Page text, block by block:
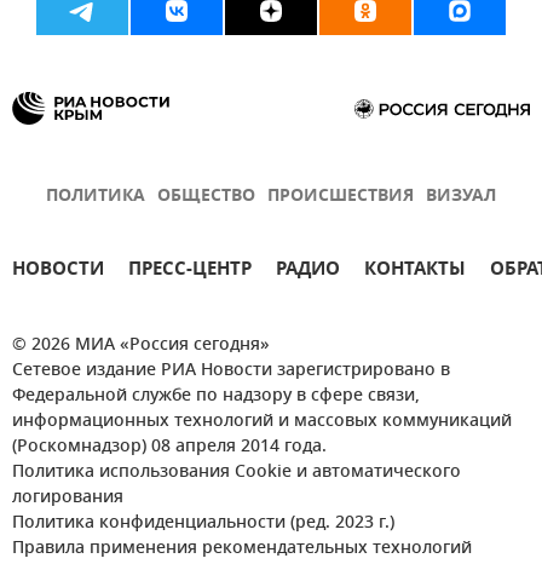
ПОЛИТИКА ОБЩЕСТВО ПРОИСШЕСТВИЯ ВИЗУАЛ
НОВОСТИ ПРЕСС-ЦЕНТР РАДИО КОНТАКТЫ
© 2026 МИА «Россия сегодня»
Сетевое издание РИА Новости зарегистрировано в
Федеральной службе по надзору в сфере связи,
информационных технологий и массовых коммуникаций
(Роскомнадзор) 08 апреля 2014 года.
Политика использования Cookie и автоматического
логирования
Политика конфиденциальности (ред. 2023 г.)
Правила применения рекомендательных технологий